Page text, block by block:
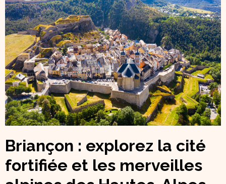
Briançon : explorez la cité
fortifiée et les merveilles